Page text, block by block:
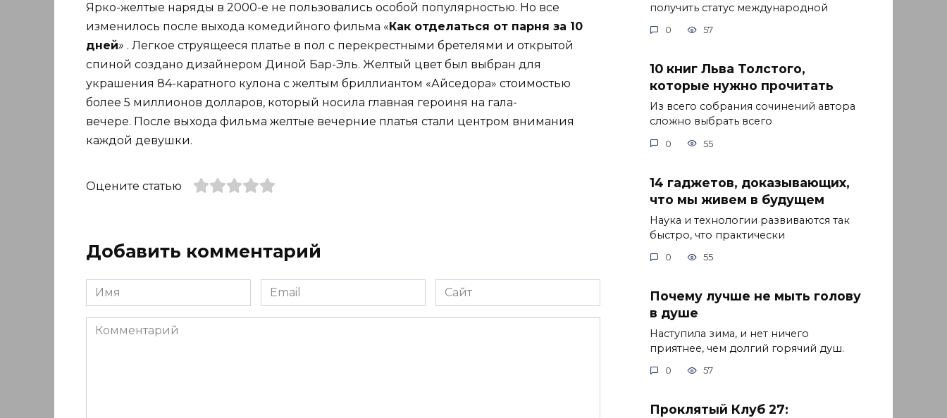
Ярко-желтые наряды в 2000-е не пользовались особой популярностью. Но все
изменилось после выхода комедийного фильма « Как отделаться от парня за 10
дней» . Легкое струящееся платье в пол с перекрестными бретелями и открытой
спиной создано дизайнером Диной Бар-Эль. Желтый цвет был выбран для
украшения 84-каратного кулона с желтым бриллиантом «Айседора» стоимостью
более 5 миллионов долларов, который носила главная героиня на гала-
вечере. После выхода фильма желтые вечерние платья стали центром внимания
каждой девушки.
Оцените статью
Добавить комментарий
Имя
*
Email
*
Сайт
Комментарий
получить статус международной
0 57
10 книг Льва Толстого,
которые нужно прочитать
Из всего собрания сочинений автора
сложно выбрать всего
0 55
14 гаджетов, доказывающих,
что мы живем в будущем
Наука и технологии развиваются так
быстро, что практически
0 55
Почему лучше не мыть голову
в душе
Наступила зима, и нет ничего
приятнее, чем долгий горячий душ.
0 57
Проклятый Клуб 27: